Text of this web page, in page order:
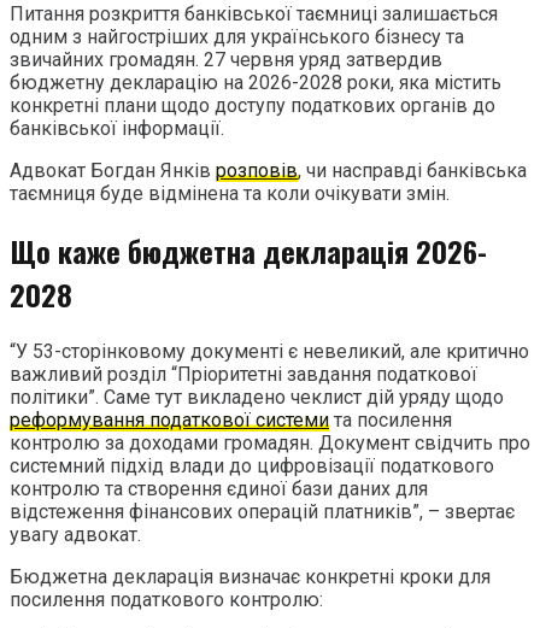
Питання розкриття банківської таємниці залишається
одним з найгостріших для українського бізнесу та
звичайних громадян. 27 червня уряд затвердив
бюджетну декларацію на 2026-2028 роки, яка містить
конкретні плани щодо доступу податкових органів до
банківської інформації.
Адвокат Богдан Янків розповів, чи насправді банківська
таємниця буде відмінена та коли очікувати змін.
Що каже бюджетна декларація 2026-
2028
“У 53-сторінковому документі є невеликий, але критично
важливий розділ “Пріоритетні завдання податкової
політики”. Саме тут викладено чеклист дій уряду щодо
реформування податкової системи та посилення
контролю за доходами громадян. Документ свідчить про
системний підхід влади до цифровізації податкового
контролю та створення єдиної бази даних для
відстеження фінансових операцій платників”, – звертає
увагу адвокат.
Бюджетна декларація визначає конкретні кроки для
посилення податкового контролю: